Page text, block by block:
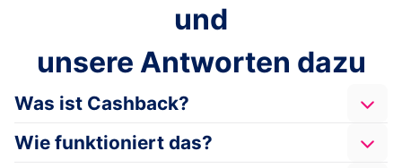
und
unsere Antworten dazu
Was ist Cashback?
Wie funktioniert das?